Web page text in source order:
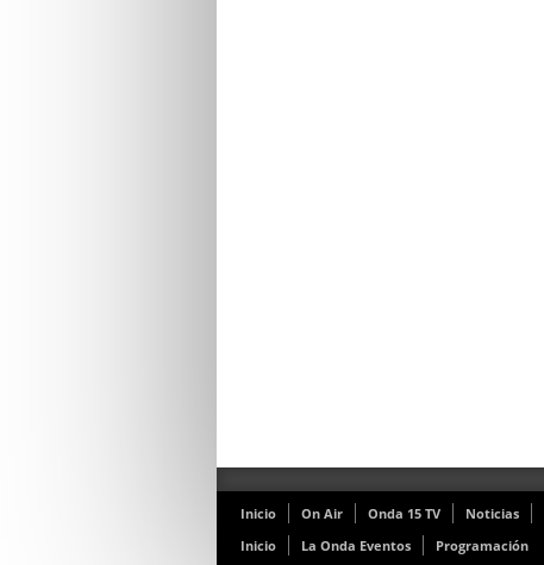
Inicio On Air Onda 15 TV Noticias
Inicio
La Onda Eventos Programación